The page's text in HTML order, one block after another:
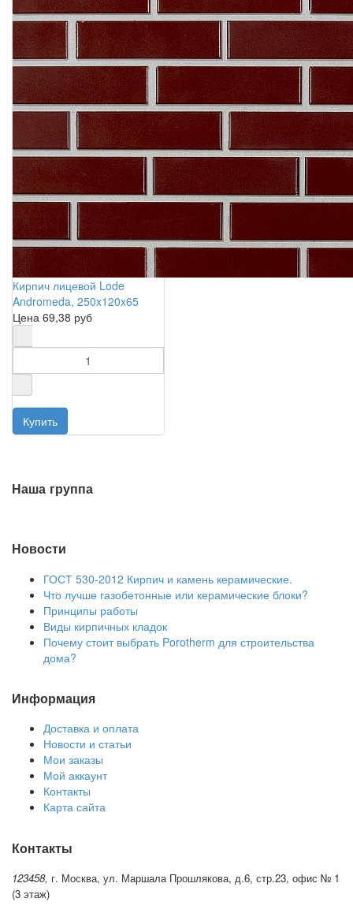
Кирпич лицевой Lode
Andromeda, 250x120x65
Цена 69,38 руб
Наша группа
Новости
ГОСТ 530-2012 Кирпич и камень керамические.
Что лучше газобетонные или керамические блоки?
Принципы работы
Виды кирпичных кладок
Почему стоит выбрать Porotherm для строительства
дома?
Информация
Доставка и оплата
Новости и статьи
Мои заказы
Мой аккаунт
Контакты
Карта сайта
Контакты
123458, г. Москва, ул. Маршала Прошлякова, д.6, стр.23, офис № 1
(3 этаж)